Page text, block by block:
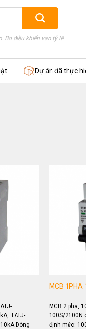
Bo điều khiển van tỷ lệ
Dự án đã thực
FATJ-
Dòng
MCB 1PHA
MCB 2 pha,
100S/2100N
định mức: